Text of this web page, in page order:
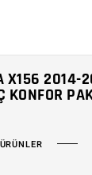
X156 2014-
KONFOR
ÜRÜNLER